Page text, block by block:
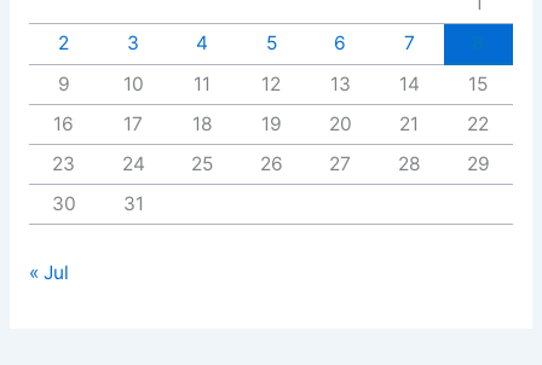
2
3 4 5 6 7
9
10 11 12 13 14
15
16
17 18 19 20 21
22
23
24 25 26 27 28
29
30
31
« Jul